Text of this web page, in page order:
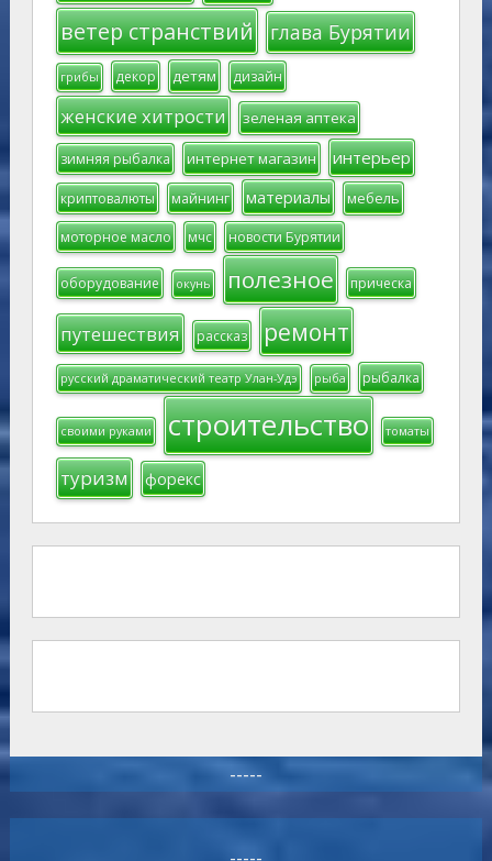
ветер странствий глава Бурятии
грибы декор детям дизайн
женские хитрости зеленая аптека
зимняя рыбалка интернет магазин интерьер
криптовалюты майнинг материалы мебель
моторное масло мчс новости Бурятии
оборудование окунь полезное прическа
путешествия рассказ ремонт
русский драматический театр Улан-Удэ рыба рыбалка
своими руками строительство томаты
туризм форекс
-----